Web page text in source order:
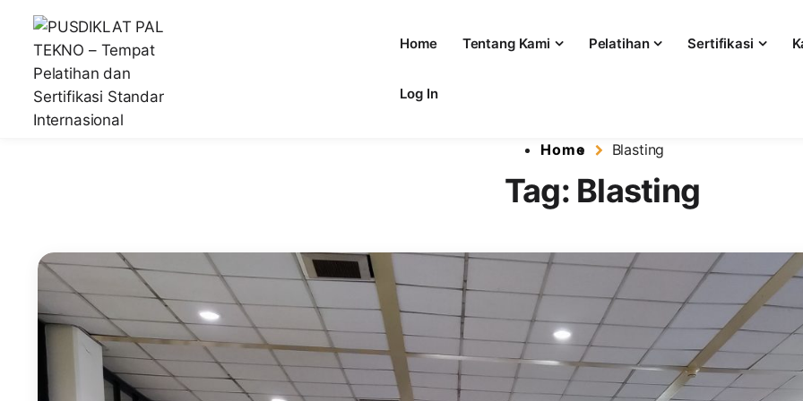
PUSDIKLAT PAL TEKNO – Tempat Pelatihan dan
Home Tentang Kami Pelatihan Sertifikasi
Log In
Home Blasting
Tag: Blasting